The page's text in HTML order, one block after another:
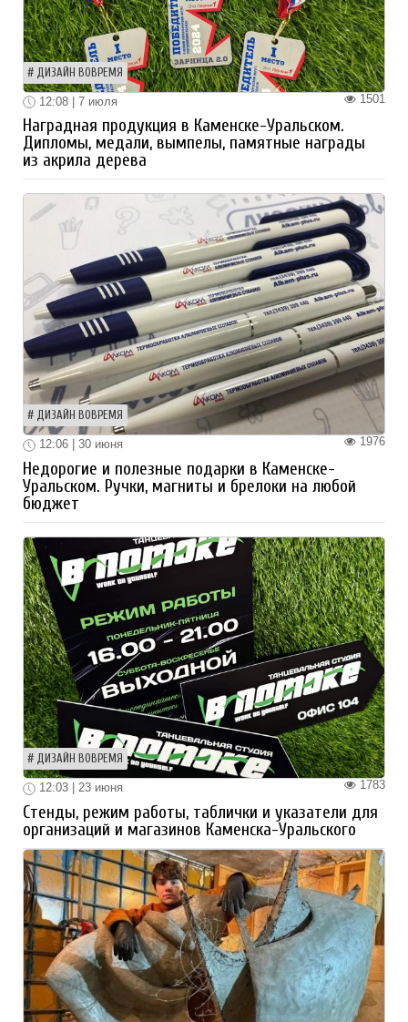
ДИЗАЙН ВОВРЕМЯ
1501
12:08 | 7 июля
Наградная продукция в Каменске-Уральском.
Дипломы, медали, вымпелы, памятные награды
из акрила дерева
ДИЗАЙН ВОВРЕМЯ
1976
12:06 | 30 июня
Недорогие и полезные подарки в Каменске-
Уральском. Ручки, магниты и брелоки на любой
бюджет
ДИЗАЙН ВОВРЕМЯ
1783
12:03 | 23 июня
Стенды, режим работы, таблички и указатели для
организаций и магазинов Каменска-Уральского